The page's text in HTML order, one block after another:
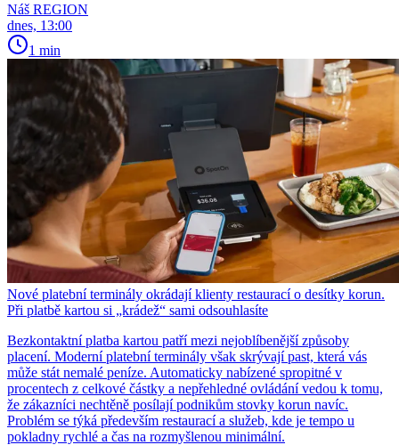
Náš REGION
dnes, 13:00
1 min
Nové platební terminály okrádají klienty restaurací o desítky korun.
Při platbě kartou si „krádež“ sami odsouhlasíte
Bezkontaktní platba kartou patří mezi nejoblíbenější způsoby
placení. Moderní platební terminály však skrývají past, která vás
může stát nemalé peníze. Automaticky nabízené spropitné v
procentech z celkové částky a nepřehledné ovládání vedou k tomu,
že zákazníci nechtěně posílají podnikům stovky korun navíc.
Problém se týká především restaurací a služeb, kde je tempo u
pokladny rychlé a čas na rozmyšlenou minimální.